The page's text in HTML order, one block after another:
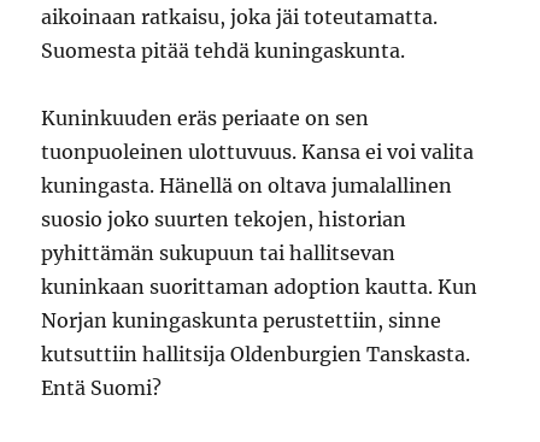
aikoinaan ratkaisu, joka jäi toteutamatta.
Suomesta pitää tehdä kuningaskunta.
Kuninkuuden eräs periaate on sen
tuonpuoleinen ulottuvuus. Kansa ei voi valita
kuningasta. Hänellä on oltava jumalallinen
suosio joko suurten tekojen, historian
pyhittämän sukupuun tai hallitsevan
kuninkaan suorittaman adoption kautta. Kun
Norjan kuningaskunta perustettiin, sinne
kutsuttiin hallitsija Oldenburgien Tanskasta.
Entä Suomi?